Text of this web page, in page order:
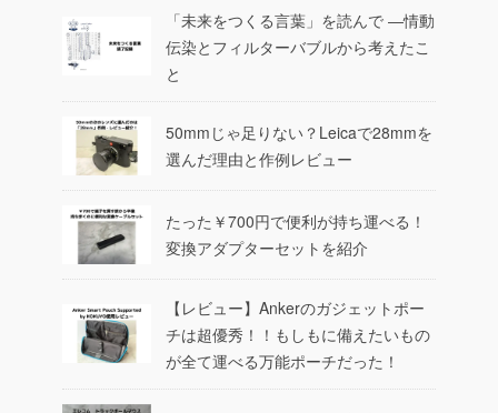
「未来をつくる言葉」を読んで ―情動
伝染とフィルターバブルから考えたこ
と
50mmじゃ足りない？Leicaで28mmを
選んだ理由と作例レビュー
たった￥700円で便利が持ち運べる！
変換アダプターセットを紹介
【レビュー】Ankerのガジェットポー
チは超優秀！！もしもに備えたいもの
が全て運べる万能ポーチだった！